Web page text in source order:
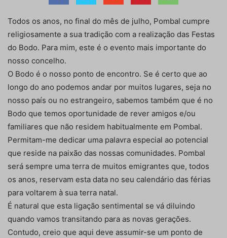
Todos os anos, no final do mês de julho, Pombal cumpre
religiosamente a sua tradição com a realização das Festas
do Bodo. Para mim, este é o evento mais importante do
nosso concelho.
O Bodo é o nosso ponto de encontro. Se é certo que ao
longo do ano podemos andar por muitos lugares, seja no
nosso país ou no estrangeiro, sabemos também que é no
Bodo que temos oportunidade de rever amigos e/ou
familiares que não residem habitualmente em Pombal.
Permitam-me dedicar uma palavra especial ao potencial
que reside na paixão das nossas comunidades. Pombal
será sempre uma terra de muitos emigrantes que, todos
os anos, reservam esta data no seu calendário das férias
para voltarem à sua terra natal.
É natural que esta ligação sentimental se vá diluindo
quando vamos transitando para as novas gerações.
Contudo, creio que aqui deve assumir-se um ponto de